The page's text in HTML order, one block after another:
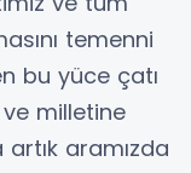
temenni
bu yüce çatı
milletine
aramızda